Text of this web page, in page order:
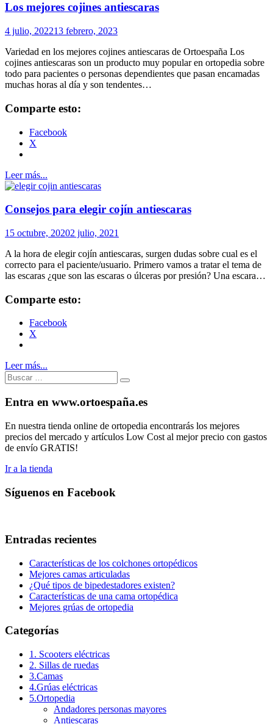
Los mejores cojines antiescaras
4 julio, 202213 febrero, 2023
Variedad en los mejores cojines antiescaras de Ortoespaña Los
cojines antiescaras son un producto muy popular en ortopedia sobre
todo para pacientes o personas dependientes que pasan encamadas
muchas horas al día y son tendentes…
Comparte esto:
Facebook
X
Leer más...
Consejos para elegir cojín antiescaras
15 octubre, 20202 julio, 2021
A la hora de elegir cojín antiescaras, surgen dudas sobre cual es el
correcto para el paciente/usuario. Primero vamos a tratar el tema de
las escaras ¿que son las escaras o úlceras por presión? Una escara…
Comparte esto:
Facebook
X
Leer más...
Buscar:
Buscar
Entra en www.ortoespaña.es
En nuestra tienda online de ortopedia encontrarás los mejores
precios del mercado y artículos Low Cost al mejor precio con gastos
de envío GRATIS!
Ir a la tienda
Síguenos en Facebook
Entradas recientes
Características de los colchones ortopédicos
Mejores camas articuladas
¿Qué tipos de bipedestadores existen?
Características de una cama ortopédica
Mejores grúas de ortopedia
Categorías
1. Scooters eléctricas
2. Sillas de ruedas
3.Camas
4.Grúas eléctricas
5.Ortopedia
Andadores personas mayores
Antiescaras